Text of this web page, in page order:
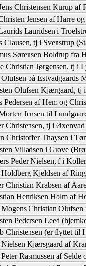
Christensen Kurup af
Jensen af Harre
Lauridsen i
Clausen, tj i Svenstrup
Sørensen Boldrup fra
Christian Jørgensen, tj i
Olufsen på Estvadgaards
Olufsen Kjærgaard, tj
Pedersen af Hem og
Jensen til
Christensen, tj i
Christoffer Thaysen i
Villadsen i Grove
Peder Nielsen, f i
Holdberg Kjeldsen af
Christian Krabsen af
Henriksen Holm af
Mogens Christian
Pedersen Leed
Christensen (er flyttet til
Nielsen Kjærsgaard af
Peter Rasmussen af Selde